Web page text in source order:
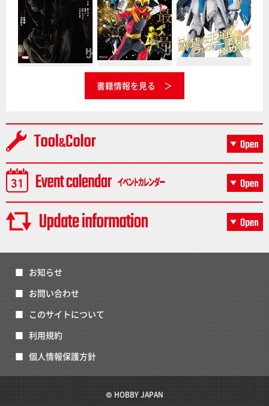
書籍情報を見る
お知らせ
お問い合わせ
このサイトについて
利用規約
個人情報保護方針
© HOBBY JAPAN